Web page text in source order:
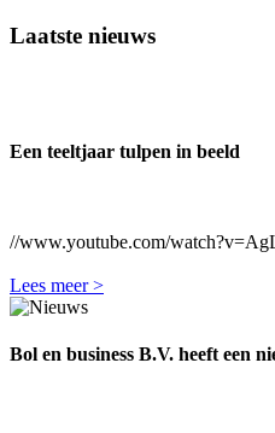
Laatste nieuws
Een teeltjaar tulpen in beeld
//www.youtube.com/
Lees meer >
Bol en business B.V. heeft een